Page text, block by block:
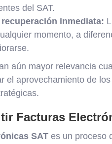
del SAT.
inmediata:
momento, a
aún mayor relevancia
el aprovechamiento de
Facturas
SATes un proceso